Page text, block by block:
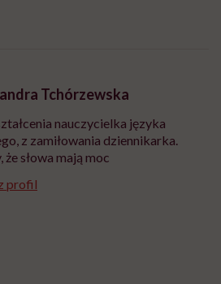
Tchórzewska
nauczycielka języka
z zamiłowania dziennikarka.
że słowa mają moc
profil